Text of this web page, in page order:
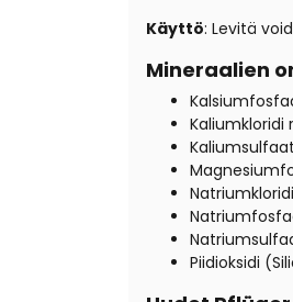
Käyttö: Levitä
Mineraalien
Kaliumkloridi
Piidioksidi